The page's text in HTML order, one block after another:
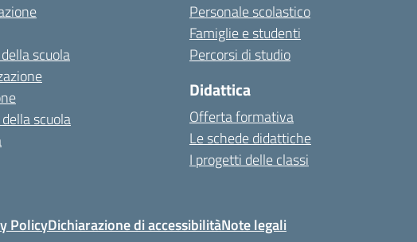
scuola
scuola
Personale scolastico
Famiglie e studenti
Percorsi di studio
Didattica
Offerta formativa
Le schede didattiche
I progetti delle classi
PolicyDichiarazione di accessibilitàNote legali